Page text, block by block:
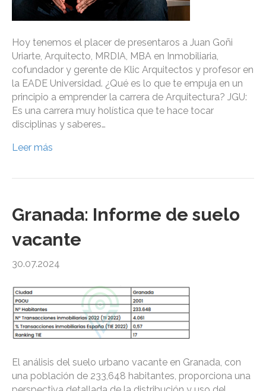
Hoy tenemos el placer de presentaros a Juan Goñi
Uriarte, Arquitecto, MRDIA, MBA en Inmobiliaria,
cofundador y gerente de Klic Arquitectos y profesor en
la EADE Universidad. ¿Qué es lo que te empuja en un
principio a emprender la carrera de Arquitectura? JGU:
Es una carrera muy holística que te hace tocar
disciplinas y saberes…
Leer más
Granada: Informe de suelo
vacante
30.07.2024
El análisis del suelo urbano vacante en Granada, con
una población de 233,648 habitantes, proporciona una